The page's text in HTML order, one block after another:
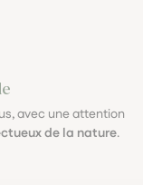
avec une attention
de la nature.